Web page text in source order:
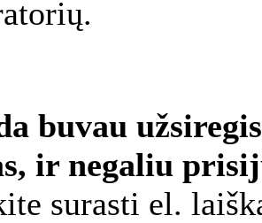
buvau
ir negaliu
surasti el.